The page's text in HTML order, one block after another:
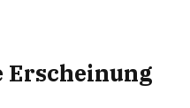
Erscheinung